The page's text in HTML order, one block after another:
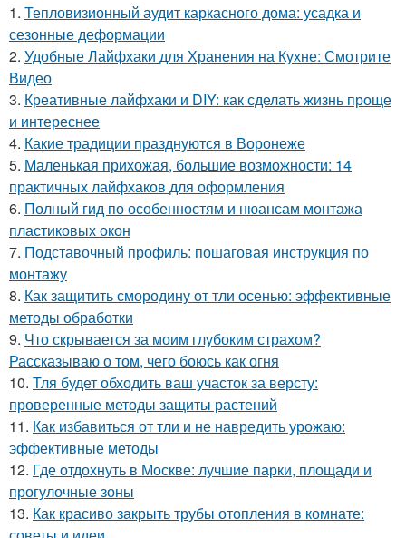
1. Тепловизионный аудит каркасного дома: усадка и
сезонные деформации
2. Удобные Лайфхаки для Хранения на Кухне: Смотрите
Видео
3. Креативные лайфхаки и DIY: как сделать жизнь проще
и интереснее
4. Какие традиции празднуются в Воронеже
5. Маленькая прихожая, большие возможности: 14
практичных лайфхаков для оформления
6. Полный гид по особенностям и нюансам монтажа
пластиковых окон
7. Подставочный профиль: пошаговая инструкция по
монтажу
8. Как защитить смородину от тли осенью: эффективные
методы обработки
9. Что скрывается за моим глубоким страхом?
Рассказываю о том, чего боюсь как огня
10. Тля будет обходить ваш участок за версту:
проверенные методы защиты растений
11. Как избавиться от тли и не навредить урожаю:
эффективные методы
12. Где отдохнуть в Москве: лучшие парки, площади и
прогулочные зоны
13. Как красиво закрыть трубы отопления в комнате: